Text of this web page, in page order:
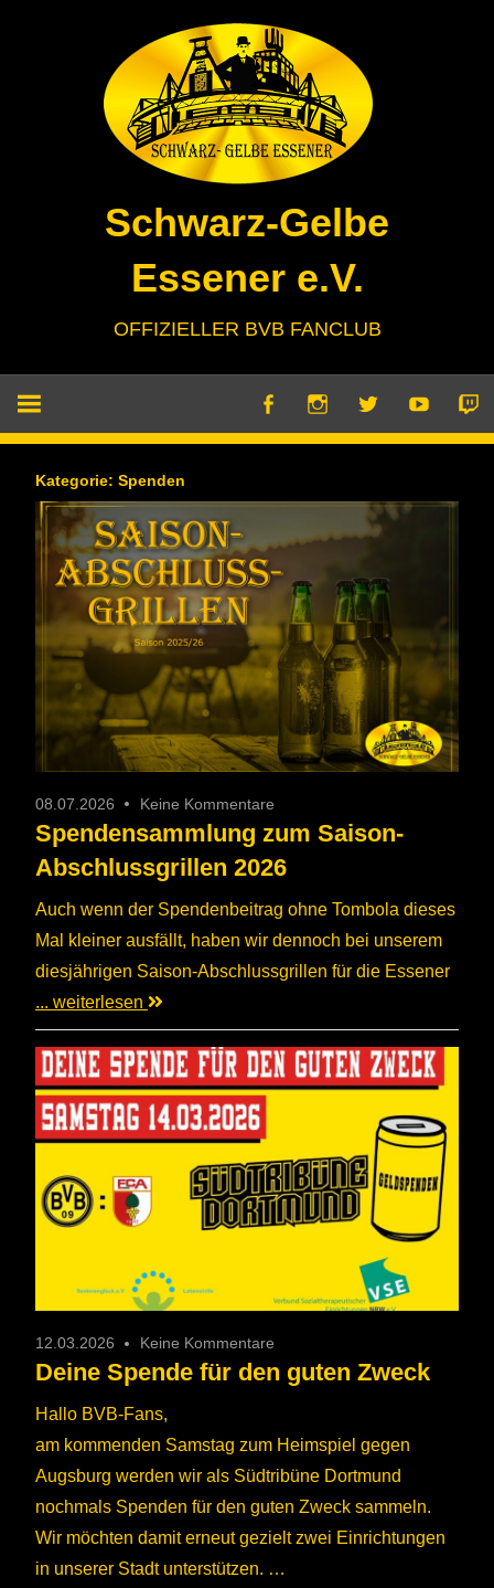
Schwarz-Gelbe
Essener e.V.
OFFIZIELLER BVB FANCLUB
Kategorie: Spenden
08.07.2026 Keine Kommentare
Spendensammlung zum Saison-
Abschlussgrillen 2026
Auch wenn der Spendenbeitrag ohne Tombola dieses
Mal kleiner ausfällt, haben wir dennoch bei unserem
diesjährigen Saison-Abschlussgrillen für die Essener
... weiterlesen
12.03.2026 Keine Kommentare
Deine Spende für den guten Zweck
Hallo BVB-Fans,
am kommenden Samstag zum Heimspiel gegen
Augsburg werden wir als Südtribüne Dortmund
nochmals Spenden für den guten Zweck sammeln.
Wir möchten damit erneut gezielt zwei Einrichtungen
in unserer Stadt unterstützen. …